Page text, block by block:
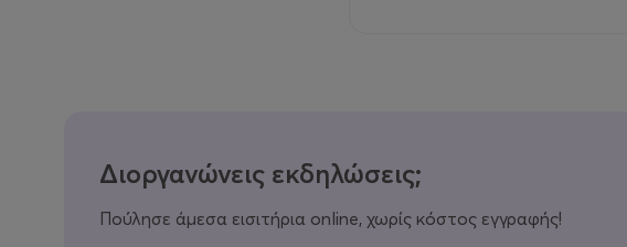
Διοργανώνεις εκδηλώσεις;
Πούλησε άμεσα εισιτήρια online, χωρίς κόστος εγγραφής!